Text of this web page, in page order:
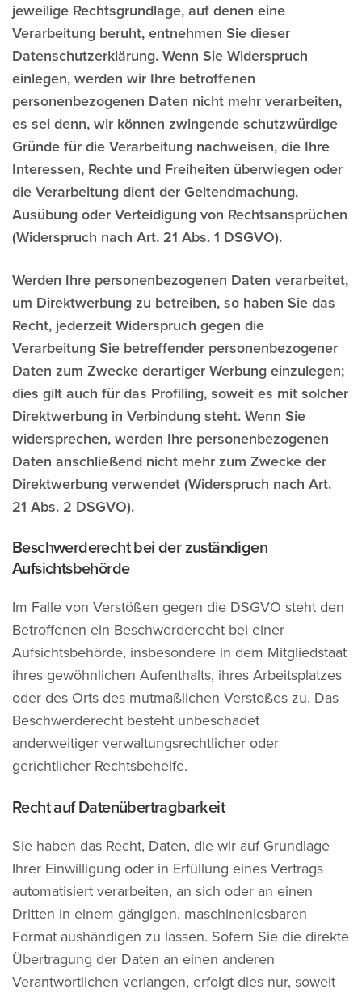
jeweilige Rechtsgrundlage, auf denen eine
Verarbeitung beruht, entnehmen Sie dieser
Datenschutzerklärung. Wenn Sie Widerspruch
einlegen, werden wir Ihre betroffenen
personenbezogenen Daten nicht mehr verarbeiten,
es sei denn, wir können zwingende schutzwürdige
Gründe für die Verarbeitung nachweisen, die Ihre
Interessen, Rechte und Freiheiten überwiegen oder
die Verarbeitung dient der Geltendmachung,
Ausübung oder Verteidigung von Rechtsansprüchen
(Widerspruch nach Art. 21 Abs. 1 DSGVO).
Werden Ihre personenbezogenen Daten verarbeitet,
um Direktwerbung zu betreiben, so haben Sie das
Recht, jederzeit Widerspruch gegen die
Verarbeitung Sie betreffender personenbezogener
Daten zum Zwecke derartiger Werbung einzulegen;
dies gilt auch für das Profiling, soweit es mit solcher
Direktwerbung in Verbindung steht. Wenn Sie
widersprechen, werden Ihre personenbezogenen
Daten anschließend nicht mehr zum Zwecke der
Direktwerbung verwendet (Widerspruch nach Art.
21 Abs. 2 DSGVO).
Beschwerderecht bei der zuständigen
Aufsichtsbehörde
Im Falle von Verstößen gegen die DSGVO steht den
Betroffenen ein Beschwerderecht bei einer
Aufsichtsbehörde, insbesondere in dem Mitgliedstaat
ihres gewöhnlichen Aufenthalts, ihres Arbeitsplatzes
oder des Orts des mutmaßlichen Verstoßes zu. Das
Beschwerderecht besteht unbeschadet
anderweitiger verwaltungsrechtlicher oder
gerichtlicher Rechtsbehelfe.
Recht auf Datenübertragbarkeit
Sie haben das Recht, Daten, die wir auf Grundlage
Ihrer Einwilligung oder in Erfüllung eines Vertrags
automatisiert verarbeiten, an sich oder an einen
Dritten in einem gängigen, maschinenlesbaren
Format aushändigen zu lassen. Sofern Sie die direkte
Übertragung der Daten an einen anderen
Verantwortlichen verlangen, erfolgt dies nur, soweit